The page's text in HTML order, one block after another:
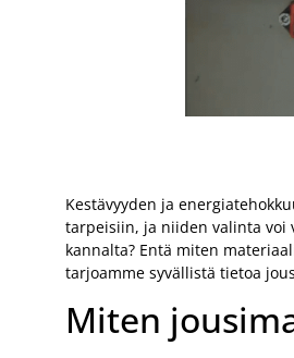
Kestävyyden ja
tarpeisiin, ja niiden valinta voi
kannalta? Entä miten
tarjoamme syvällistä tietoa
Miten